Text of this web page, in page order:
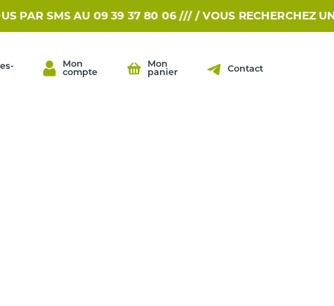
PAR SMS AU 09 39 37 80 06 /// / VOUS RECHERCHEZ
Mon
compte
Mon
panier
Contact